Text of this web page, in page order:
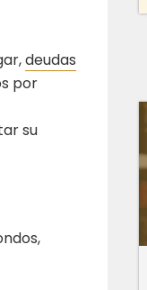
deudas
por
su